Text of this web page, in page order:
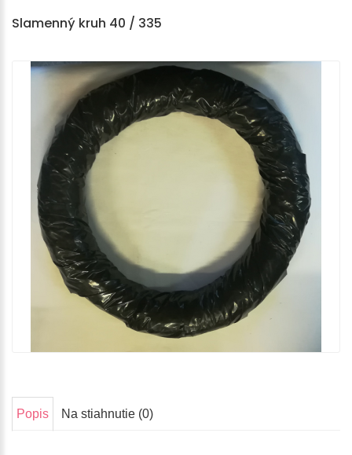
Slamenný kruh 40 / 335
Popis Na stiahnutie (0)